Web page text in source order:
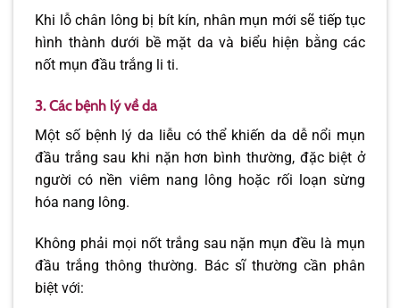
Khi lỗ chân lông bị bít kín, nhân mụn mới sẽ tiếp tục
hình thành dưới bề mặt da và biểu hiện bằng các
nốt mụn đầu trắng li ti.
3. Các bệnh lý về da
Một số bệnh lý da liễu có thể khiến da dễ nổi mụn
đầu trắng sau khi nặn hơn bình thường, đặc biệt ở
người có nền viêm nang lông hoặc rối loạn sừng
hóa nang lông.
Không phải mọi nốt trắng sau nặn mụn đều là mụn
đầu trắng thông thường. Bác sĩ thường cần phân
biệt với: